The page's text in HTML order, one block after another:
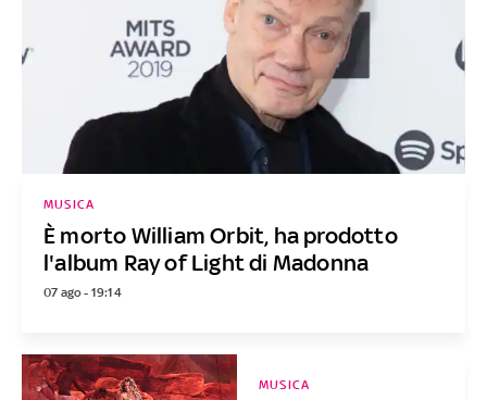
È morto William Orbit, ha prodotto
l'album Ray of Light di Madonna
MUSICA
07 ago - 19:14
MUSICA